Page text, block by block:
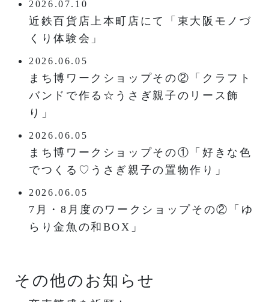
2026.07.10
近鉄百貨店上本町店にて「東大阪モノづ
くり体験会」
2026.06.05
まち博ワークショップその②「クラフト
バンドで作る☆うさぎ親子のリース飾
り」
2026.06.05
まち博ワークショップその①「好きな色
でつくる♡うさぎ親子の置物作り」
2026.06.05
7月・8月度のワークショップその②「ゆ
らり金魚の和BOX」
その他のお知らせ